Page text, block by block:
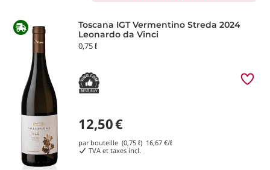
Toscana IGT Vermentino Streda 2024
Leonardo da Vinci
0,75 ℓ
12,50€
par bouteille (0,75 ℓ) 16,67 €/ℓ
TVA et taxes incl.